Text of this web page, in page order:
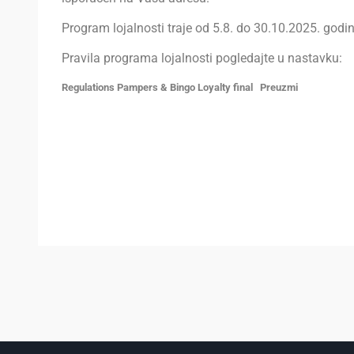
Program lojalnosti traje od 5.8. do 30.10.2025.
Pravila programa lojalnosti pogledajte u nastavku:
Regulations Pampers & Bingo Loyalty final Preuzmi